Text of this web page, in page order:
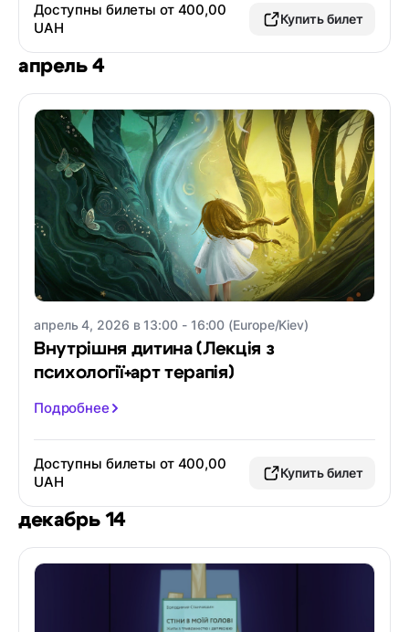
Доступны билеты от 400,00
UAH
Купить билет
апрель 4
апрель 4, 2026 в 13:00 - 16:00 (Europe/Kiev)
Внутрішня дитина (Лекція з
психології+арт терапія)
Подробнее
Доступны билеты от 400,00
UAH
Купить билет
декабрь 14